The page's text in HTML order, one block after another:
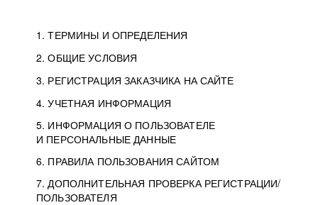
1. ТЕРМИНЫ И ОПРЕДЕЛЕНИЯ
2. ОБЩИЕ УСЛОВИЯ
3. РЕГИСТРАЦИЯ ЗАКАЗЧИКА НА САЙТЕ
4. УЧЕТНАЯ ИНФОРМАЦИЯ
5. ИНФОРМАЦИЯ О ПОЛЬЗОВАТЕЛЕ
И ПЕРСОНАЛЬНЫЕ ДАННЫЕ
6. ПРАВИЛА ПОЛЬЗОВАНИЯ САЙТОМ
7. ДОПОЛНИТЕЛЬНАЯ ПРОВЕРКА РЕГИСТРАЦИИ/
ПОЛЬЗОВАТЕЛЯ